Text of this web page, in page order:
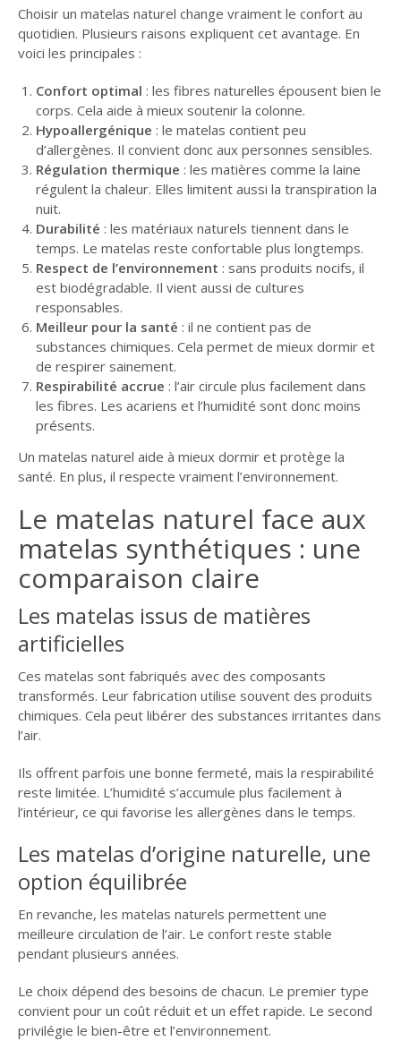
Choisir un matelas naturel change vraiment le confort au
quotidien. Plusieurs raisons expliquent cet avantage. En
voici les principales :
Confort optimal : les fibres naturelles épousent bien le
corps. Cela aide à mieux soutenir la colonne.
Hypoallergénique : le matelas contient peu
d’allergènes. Il convient donc aux personnes sensibles.
Régulation thermique : les matières comme la laine
régulent la chaleur. Elles limitent aussi la transpiration la
nuit.
Durabilité : les matériaux naturels tiennent dans le
temps. Le matelas reste confortable plus longtemps.
Respect de l’environnement : sans produits nocifs, il
est biodégradable. Il vient aussi de cultures
responsables.
Meilleur pour la santé : il ne contient pas de
substances chimiques. Cela permet de mieux dormir et
de respirer sainement.
Respirabilité accrue : l’air circule plus facilement dans
les fibres. Les acariens et l’humidité sont donc moins
présents.
Un matelas naturel aide à mieux dormir et protège la
santé. En plus, il respecte vraiment l’environnement.
Le matelas naturel face aux
matelas synthétiques : une
comparaison claire
Les matelas issus de matières
artificielles
Ces matelas sont fabriqués avec des composants
transformés. Leur fabrication utilise souvent des produits
chimiques. Cela peut libérer des substances irritantes dans
l’air.
Ils offrent parfois une bonne fermeté, mais la respirabilité
reste limitée. L’humidité s’accumule plus facilement à
l’intérieur, ce qui favorise les allergènes dans le temps.
Les matelas d’origine naturelle, une
option équilibrée
En revanche, les matelas naturels permettent une
meilleure circulation de l’air. Le confort reste stable
pendant plusieurs années.
Le choix dépend des besoins de chacun. Le premier type
convient pour un coût réduit et un effet rapide. Le second
privilégie le bien-être et l’environnement.